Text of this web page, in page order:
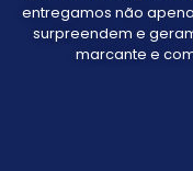
entregamos não
surpreendem e
marcante e